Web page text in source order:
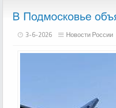
3-6-2026 Новости России